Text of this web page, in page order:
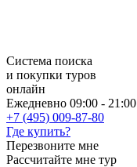
Система поиска
и покупки туров
онлайн
Ежедневно 09:00 - 21:00
+7 (495) 009-87-80
Где купить?
Перезвоните мне
Рассчитайте мне тур